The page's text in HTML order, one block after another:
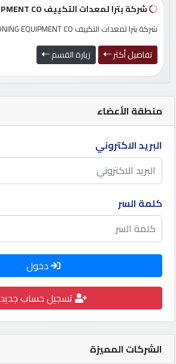
منطقة الأعضاء
البريد الاكتروني
كلمة السر
دخول
تسجيل حساب جديد
الشركات المميزة
شركة بترا لمعدات التكييف PETRA AIR CONDITIONING EQUIPMENT CO
تفاصيل أكثر زيارة القسم